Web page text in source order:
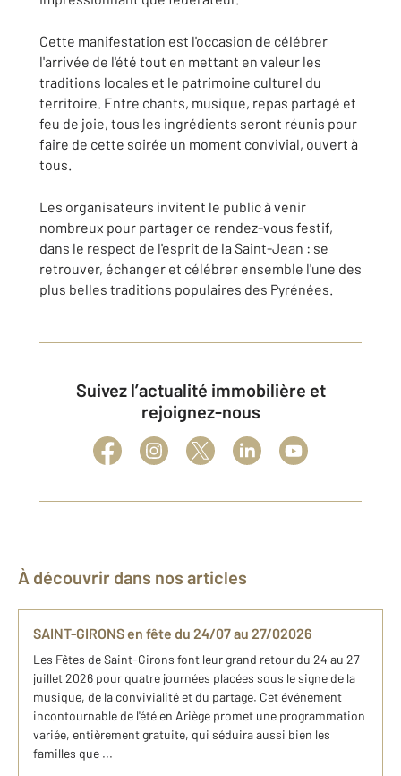
Cette manifestation est l'occasion de célébrer
l'arrivée de l'été tout en mettant en valeur les
traditions locales et le patrimoine culturel du
territoire. Entre chants, musique, repas partagé et
feu de joie, tous les ingrédients seront réunis pour
faire de cette soirée un moment convivial, ouvert à
tous.
Les organisateurs invitent le public à venir
nombreux pour partager ce rendez-vous festif,
dans le respect de l'esprit de la Saint-Jean : se
retrouver, échanger et célébrer ensemble l'une des
plus belles traditions populaires des Pyrénées.
Suivez l’actualité immobilière et
rejoignez-nous
À découvrir dans nos articles
SAINT-GIRONS en fête du 24/07 au 27/02026
Les Fêtes de Saint-Girons font leur grand retour du 24 au 27
juillet 2026 pour quatre journées placées sous le signe de la
musique, de la convivialité et du partage. Cet événement
incontournable de l'été en Ariège promet une programmation
variée, entièrement gratuite, qui séduira aussi bien les
familles que ...